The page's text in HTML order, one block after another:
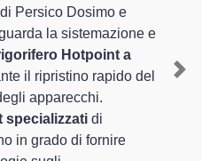
Persico Dosimo e
la sistemazione e
Hotpoint a
il ripristino rapido del
apparecchi.
specializzati di
in grado di fornire